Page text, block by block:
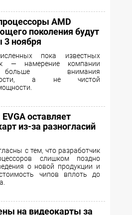
AMD
поколения будут
3 ноября
пока известных
— намерение компании
внимания
а не чистой
оставляет
из-за разногласий
с тем, что разработчик
слишком поздно
о новой продукции и
чипов вплоть до
на видеокарты за